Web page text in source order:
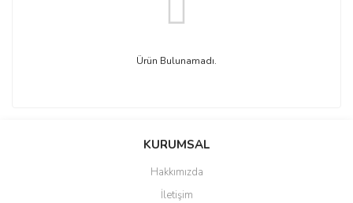
Ürün Bulunamadı.
KURUMSAL
Hakkımızda
İletişim